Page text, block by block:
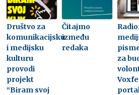
Društvo za
komunikacijsku
i medijsku
kulturu
provodi
projekt
“Biram svoj
Čitajmo
između
redaka
za